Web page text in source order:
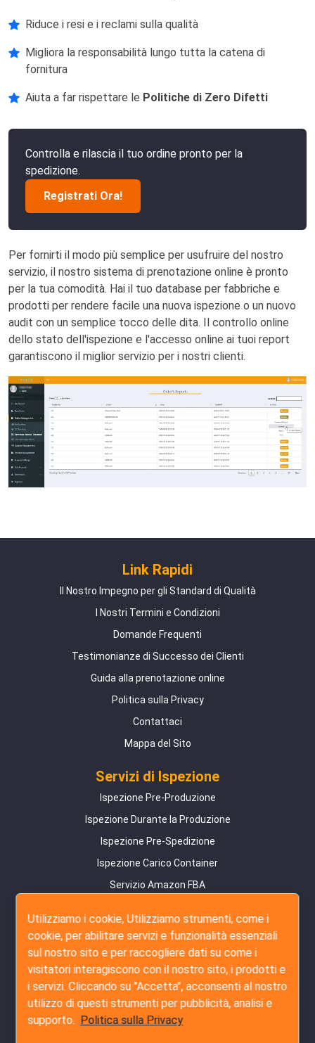
Riduce i resi e i reclami sulla qualità
Migliora la responsabilità lungo tutta la catena di
fornitura
Aiuta a far rispettare le Politiche di Zero Difetti
Controlla e rilascia il tuo ordine pronto per la
spedizione.
Registrati Ora!
Per fornirti il modo più semplice per usufruire del nostro
servizio, il nostro sistema di prenotazione online è pronto
per la tua comodità. Hai il tuo database per fabbriche e
prodotti per rendere facile una nuova ispezione o un nuovo
audit con un semplice tocco delle dita. Il controllo online
dello stato dell'ispezione e l'accesso online ai tuoi report
garantiscono il miglior servizio per i nostri clienti.
Link Rapidi
Il Nostro Impegno per gli Standard di Qualità
I Nostri Termini e Condizioni
Domande Frequenti
Testimonianze di Successo dei Clienti
Guida alla prenotazione online
Politica sulla Privacy
Contattaci
Mappa del Sito
Servizi di Ispezione
Ispezione Pre-Produzione
Ispezione Durante la Produzione
Ispezione Pre-Spedizione
Ispezione Carico Container
Servizio Amazon FBA
Servizi di Audit
Indagine sul Fornitore
Audit Dettagliato di Fabbrica
Audit Sociale
Contattaci
Utilizziamo i cookie, Utilizziamo strumenti, come i
cookie, per abilitare servizi e funzionalità essenziali
sul nostro sito e per raccogliere dati su come i
visitatori interagiscono con il nostro sito, i prodotti e
i servizi. Cliccando su "Accetta", acconsenti al nostro
utilizzo di questi strumenti per pubblicità, analisi e
supporto. Politica sulla Privacy